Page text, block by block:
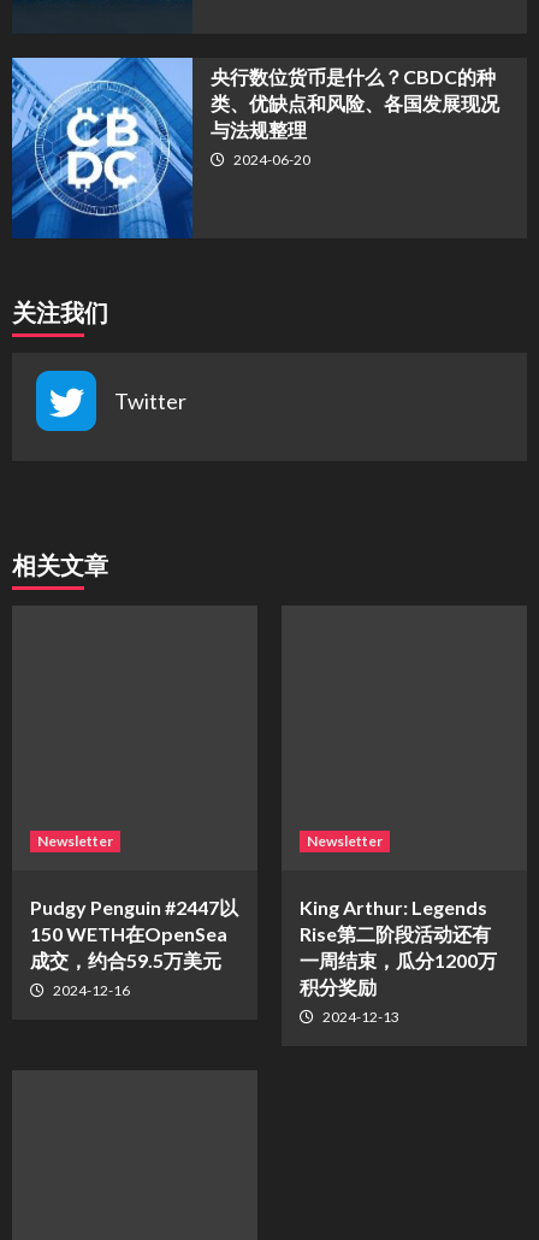
央行数位货币是什么？CBDC的种
类、优缺点和风险、各国发展现况
与法规整理
2024-06-20
关注我们
Twitter
相关文章
Newsletter
Pudgy Penguin #2447以
150 WETH在OpenSea
成交，约合59.5万美元
2024-12-16
Newsletter
King Arthur: Legends
Rise第二阶段活动还有
一周结束，瓜分1200万
积分奖励
2024-12-13